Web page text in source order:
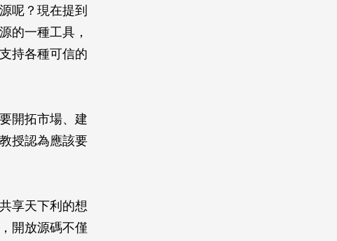
呢？現在提到
的一種工具，
持各種可信的
開拓市場、建
授認為應該要
享天下利的想
開放源碼不僅